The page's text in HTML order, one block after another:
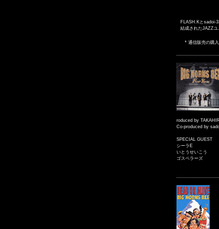
FLASH.Kとsadoi-
結成されたJAZZユ
* 通信販売の購入
roduced by
Co-produced by
SPECIAL GUEST
シーラE
いとうせいこう
ゴスペラーズ